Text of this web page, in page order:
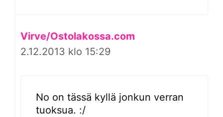
Virve/Ostolakossa.com
2.12.2013 klo 15:29
No on tässä kyllä jonkun verran
tuoksua. :/